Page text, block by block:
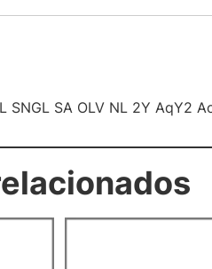
SNGL SA OLV NL 2Y AqY2